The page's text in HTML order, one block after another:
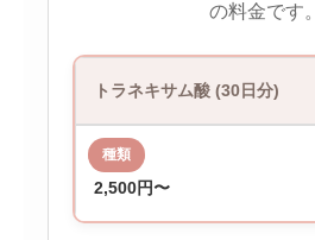
の料金です。
トラネキサム酸 (30日分)
2,500円〜